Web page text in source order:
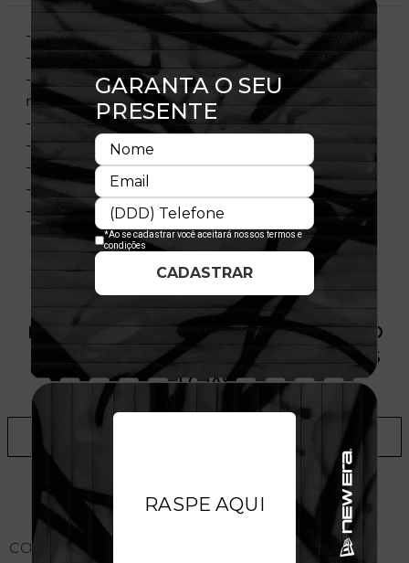
- Modelo Ajustável
- Aba Curva
- Elastano nas laterais para melhor encaixe e
maior conforto
- Estilo:Strtch Snap
- Copa estruturada
- Fechamento tipo Snapback
- Licença oficial
- Composição: 100% Poliéster
PRODUTO SEM ESTOQUE DÍSPONÍVEL NO
SITE, CONSULTE A DISPONIBILIDADE NAS
LOJAS
CONHEÇA O MODELO DO BONÉ